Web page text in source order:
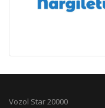
Vozol Star 20000